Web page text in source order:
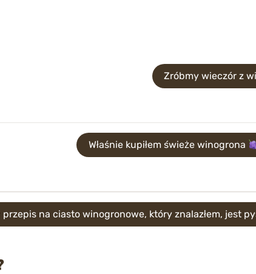
Zróbmy wieczór z
Właśnie kupiłem świeże winogrona
przepis na ciasto winogronowe, który znalazłem, jest